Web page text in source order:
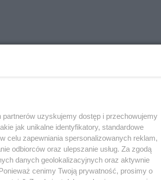
wypadek?
uzyskujemy dostęp i przechowujemy
jak unikalne identyfikatory, standardowe
celu zapewniania spersonalizowanych reklam,
odbiorców oraz ulepszanie usług. Za zgodą
danych geolokalizacyjnych oraz aktywnie
cenimy Twoją prywatność, prosimy o